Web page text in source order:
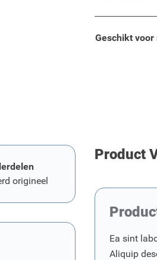
Geschikt voor
origineel
Product
Ea sint
Aliquip